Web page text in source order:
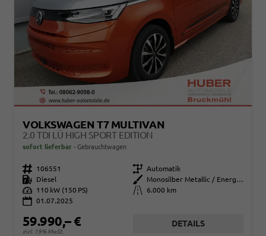
VOLKSWAGEN T7 MULTIVAN
2.0 TDI LÜ HIGH SPORT EDITION
sofort lieferbar Gebrauchtwagen
Fahrzeugnr. 106551 Getriebe Automatik
Kraftstoff
Diesel Außenfarbe
Monosilber Metallic / Energy Orange Metallic
Leistung
110 kW (150 PS) Kilometerstand
6.000 km
01.07.2025
59.990,– €
incl. 19% MwSt.
DETAILS